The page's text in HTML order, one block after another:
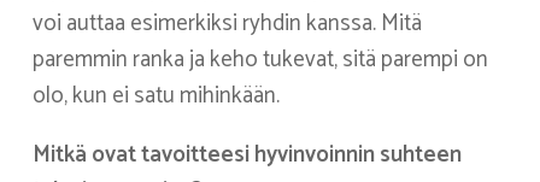
voi auttaa esimerkiksi ryhdin kanssa. Mitä
paremmin ranka ja keho tukevat, sitä parempi on
olo, kun ei satu mihinkään.
Mitkä ovat tavoitteesi hyvinvoinnin suhteen